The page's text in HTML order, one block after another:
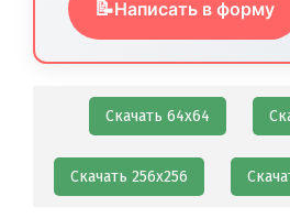
📝Написать в форму
Скачать 64х64
Скачать 256х256